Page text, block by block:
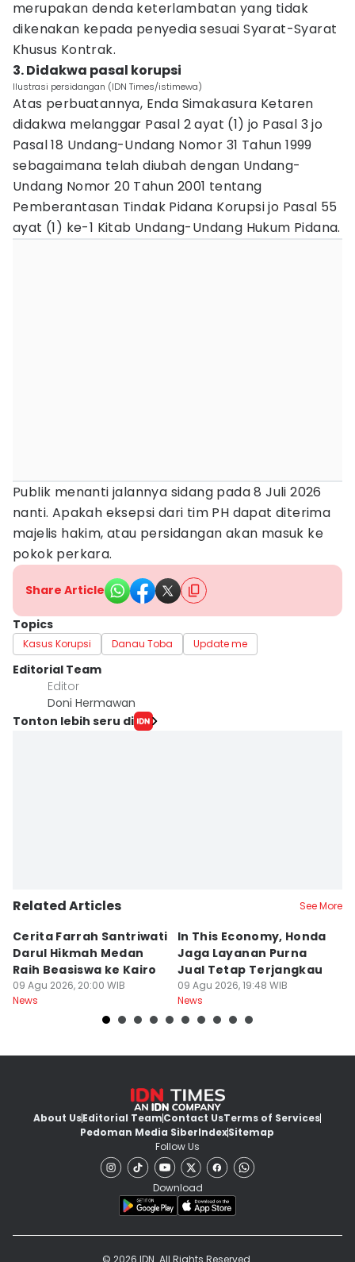
merupakan denda keterlambatan yang tidak
dikenakan kepada penyedia sesuai Syarat-Syarat
Khusus Kontrak.
3. Didakwa pasal korupsi
Ilustrasi persidangan (IDN Times/istimewa)
Atas perbuatannya, Enda Simakasura Ketaren
didakwa melanggar Pasal 2 ayat (1) jo Pasal 3 jo
Pasal 18 Undang-Undang Nomor 31 Tahun 1999
sebagaimana telah diubah dengan Undang-
Undang Nomor 20 Tahun 2001 tentang
Pemberantasan Tindak Pidana Korupsi jo Pasal 55
ayat (1) ke-1 Kitab Undang-Undang Hukum Pidana.
Publik menanti jalannya sidang pada 8 Juli 2026
nanti. Apakah eksepsi dari tim PH dapat diterima
majelis hakim, atau persidangan akan masuk ke
pokok perkara.
Share Article
Topics
Kasus Korupsi Danau Toba Update me
Editorial Team
Editor
Doni Hermawan
Tonton lebih seru di
Related Articles See More
Cerita Farrah Santriwati
Darul Hikmah Medan
Raih Beasiswa ke Kairo
09 Agu 2026, 20:00 WIB
News
In This Economy, Honda
Jaga Layanan Purna
Jual Tetap Terjangkau
09 Agu 2026, 19:48 WIB
News
About UsEditorial TeamContact UsTerms of Services
Pedoman Media SiberIndexSitemap
Follow Us
Download
© 2026 IDN. All Rights Reserved.